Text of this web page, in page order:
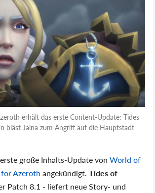
erhält das erste Content-Update: Tides
bläst Jaina zum Angriff auf die Hauptstadt
große Inhalts-Update von World of
Azeroth angekündigt. Tides of
Patch 8.1 - liefert neue Story- und